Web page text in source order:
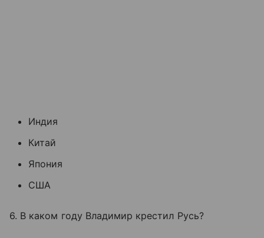
Индия
Китай
Япония
США
6. В каком году Владимир крестил Русь?